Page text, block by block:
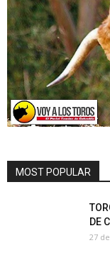
MOST POPULAR
DE
27